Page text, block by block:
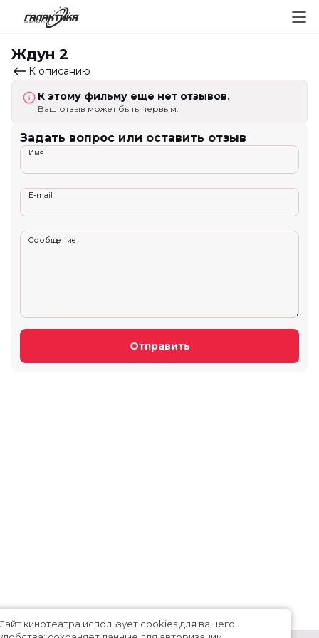
Ждун 2
К описанию
К этому фильму еще нет отзывов.
Ваш отзыв может быть первым.
Задать вопрос или оставить отзыв
Имя
E-mail
Сообщение
Отправить
Сайт кинотеатра использует cookies для вашего